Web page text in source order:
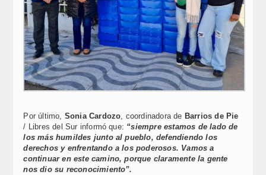
Por último, Sonia Cardozo, coordinadora de Barrios de Pie
/ Libres del Sur informó que: “siempre estamos de lado de
los más humildes junto al pueblo, defendiendo los
derechos y enfrentando a los poderosos. Vamos a
continuar en este camino, porque claramente la gente
nos dio su reconocimiento”.